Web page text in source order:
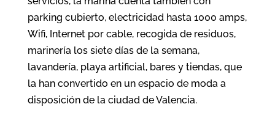
parking cubierto, electricidad hasta 1000 amps,
Wifi, Internet por cable, recogida de residuos,
marinería los siete días de la semana,
lavandería, playa artificial, bares y tiendas, que
la han convertido en un espacio de moda a
disposición de la ciudad de Valencia.